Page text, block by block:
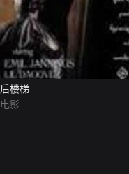
后楼梯
电影